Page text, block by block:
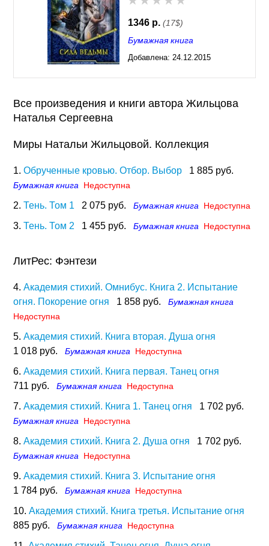
1346 р. (17$)
Бумажная книга
Добавлена: 24.12.2015
Все произведения и книги автора Жильцова
Наталья Сергеевна
Миры Натальи Жильцовой. Коллекция
1. Обрученные кровью. Отбор. Выбор 1 885 руб.
Бумажная книга Недоступна
2. Тень. Том 1 2 075 руб. Бумажная книга Недоступна
3. Тень. Том 2 1 455 руб. Бумажная книга Недоступна
ЛитРес: Фэнтези
4. Академия стихий. Омнибус. Книга 2. Испытание
огня. Покорение огня
1 858 руб.
Бумажная книга
Недоступна
5. Академия стихий. Книга вторая. Душа огня
1 018 руб.
Бумажная книга Недоступна
6. Академия стихий. Книга первая. Танец огня
711 руб.
Бумажная книга Недоступна
7. Академия стихий. Книга 1. Танец огня 1 702 руб.
Бумажная книга Недоступна
8. Академия стихий. Книга 2. Душа огня 1 702 руб.
Бумажная книга Недоступна
9. Академия стихий. Книга 3. Испытание огня
1 784 руб.
Бумажная книга Недоступна
10. Академия стихий. Книга третья. Испытание огня
885 руб.
Бумажная книга Недоступна